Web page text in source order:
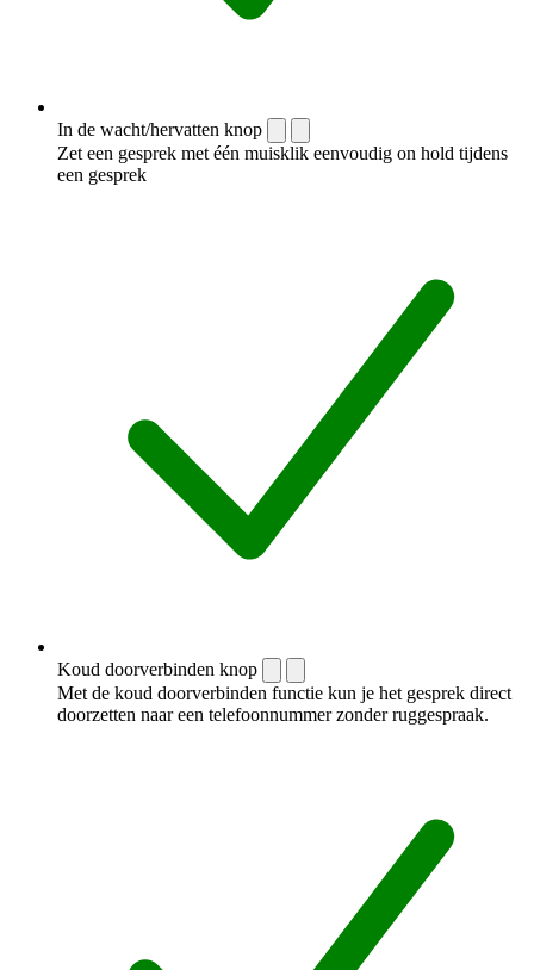
In de wacht/hervatten knop
Zet een gesprek met één muisklik eenvoudig on hold tijdens
een gesprek
Koud doorverbinden knop
Met de koud doorverbinden functie kun je het gesprek direct
doorzetten naar een telefoonnummer zonder ruggespraak.